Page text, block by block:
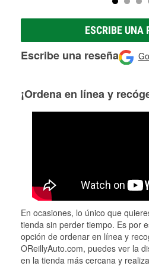
ESCRIBE UNA
Escribe una reseña
¡Ordena en línea y
En ocasiones, lo único que
tienda sin perder tiempo. Es por
opción de ordenar en línea y
OReillyAuto.com, puedes ver la
en la tienda más cercana y